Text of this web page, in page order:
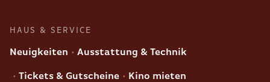
HAUS & SERVICE
Neuigkeiten Ausstattung & Technik
Tickets & Gutscheine Kino mieten